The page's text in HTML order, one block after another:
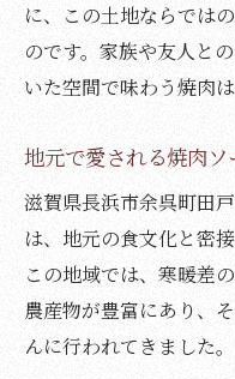
に、この土地ならでは
のです。家族や友人と
いた空間で味わう焼肉は
地元で愛される焼肉
滋賀県長浜市余呉町田
は、地元の食文化と密
この地域では、寒暖差
農産物が豊富にあり、
んに行われてきました。